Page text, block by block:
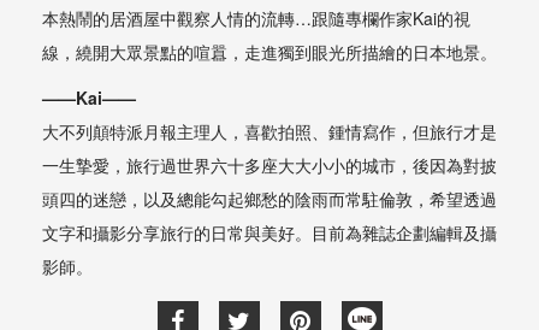
本熱鬧的居酒屋中觀察人情的流轉…跟隨專欄作家Kai的視
線，繞開大眾景點的喧囂，走進獨到眼光所描繪的日本地景。
——Kai——
大不列顛特派月報主理人，喜歡拍照、鍾情寫作，但旅行才是
一生摯愛，旅行過世界六十多座大大小小的城市，後因為對披
頭四的迷戀，以及總能勾起鄉愁的陰雨而常駐倫敦，希望透過
文字和攝影分享旅行的日常與美好。目前為雜誌企劃編輯及攝
影師。